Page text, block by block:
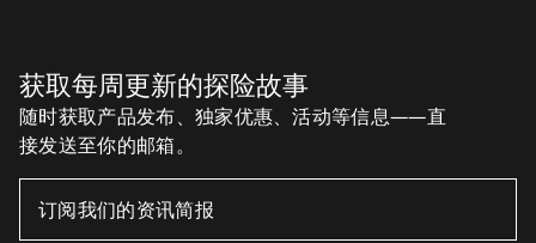
获取每周更新的探险故事
随时获取产品发布、独家优惠、活动等信息——直
接发送至你的邮箱。